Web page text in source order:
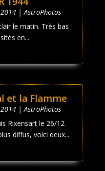
|AstroPhotos
le matin. Très bas
en...
et la Flamme
|AstroPhotos
Rixensart le 26/12
diffus, voici deux...